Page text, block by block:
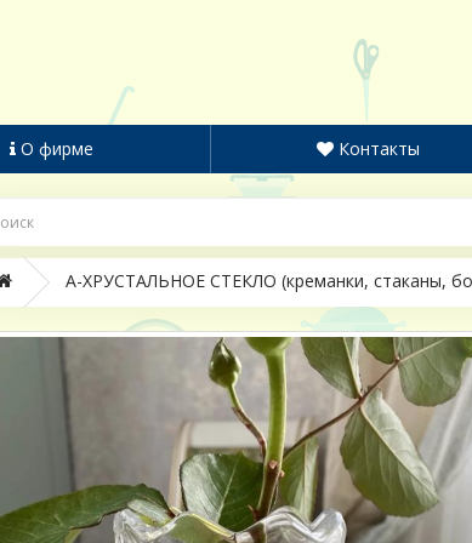
О фирме Контакты
A-ХРУСТАЛЬНОЕ СТЕКЛО (креманки, стаканы,